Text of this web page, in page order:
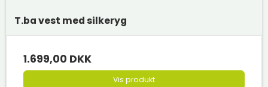
T.ba vest med silkeryg
1.699,00 DKK
Vis produkt